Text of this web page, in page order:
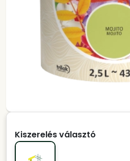
Kiszerelés választó